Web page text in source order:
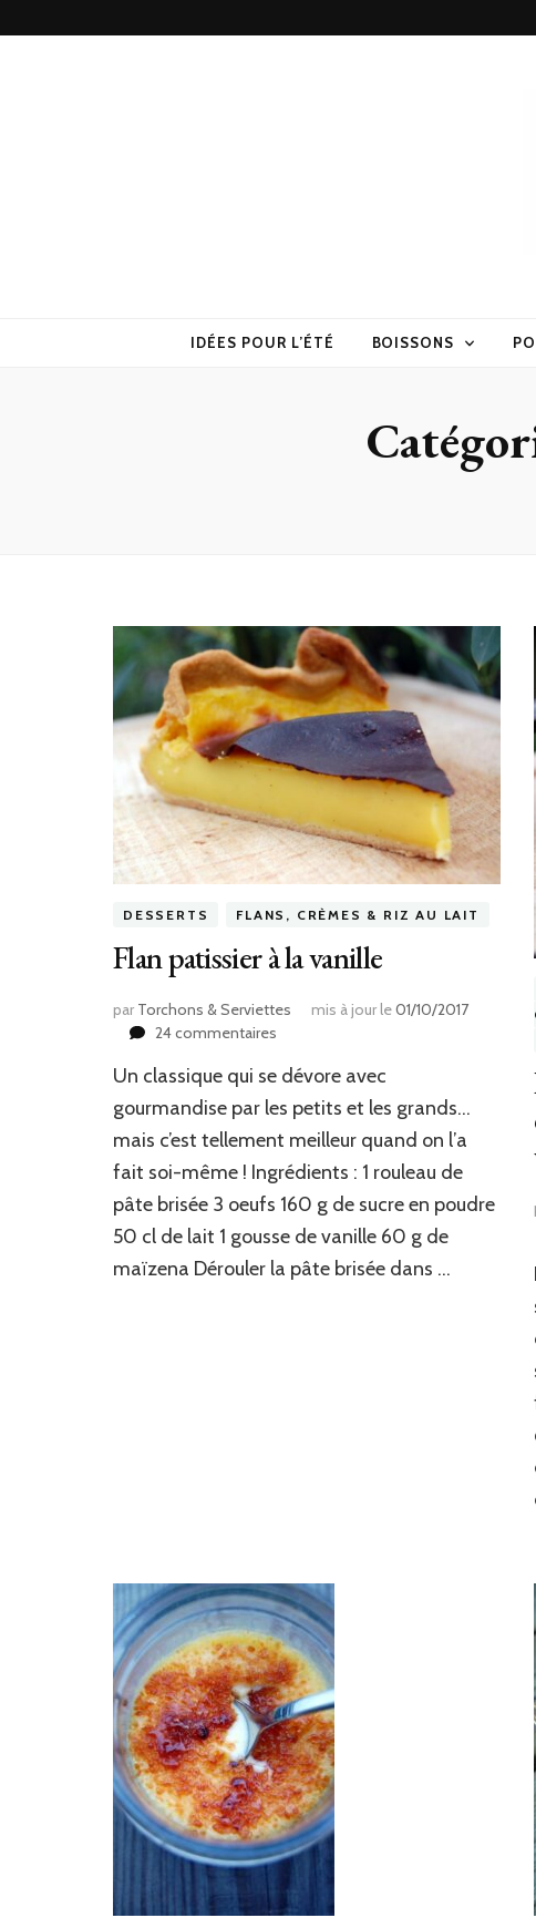
IDÉES POUR L’ÉTÉ BOISSONS
DESSERTS FLANS, CRÈMES & RIZ AU LAIT
Flan patissier à la vanille
par Torchons & Serviettes mis à jour le01/10/2017
24 commentaires
patissier
à
vanille
Un classique qui se dévore avec
gourmandise par les petits et les grands…
mais c’est tellement meilleur quand on l’a
fait soi-même ! Ingrédients : 1 rouleau de
pâte brisée 3 oeufs 160 g de sucre en poudre
50 cl de lait 1 gousse de vanille 60 g de
maïzena Dérouler la pâte brisée dans …